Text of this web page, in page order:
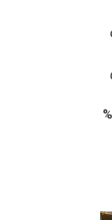
خواهیم داشت و بر طبق محاسبات ما مسکن 37%